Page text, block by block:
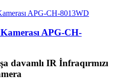
APG-CH-
davamlı IR İnfraqırmızı